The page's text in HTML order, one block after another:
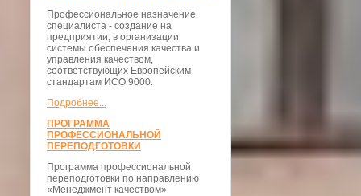
Профессиональное назначение
специалиста - создание на
предприятии, в организации
системы обеспечения качества и
управления качеством,
соответствующих Европейским
стандартам ИСО 9000.
Подробнее...
ПРОГРАММА
ПРОФЕССИОНАЛЬНОЙ
ПЕРЕПОДГОТОВКИ
Программа профессиональной
переподготовки по направлению
«Менеджмент качеством»